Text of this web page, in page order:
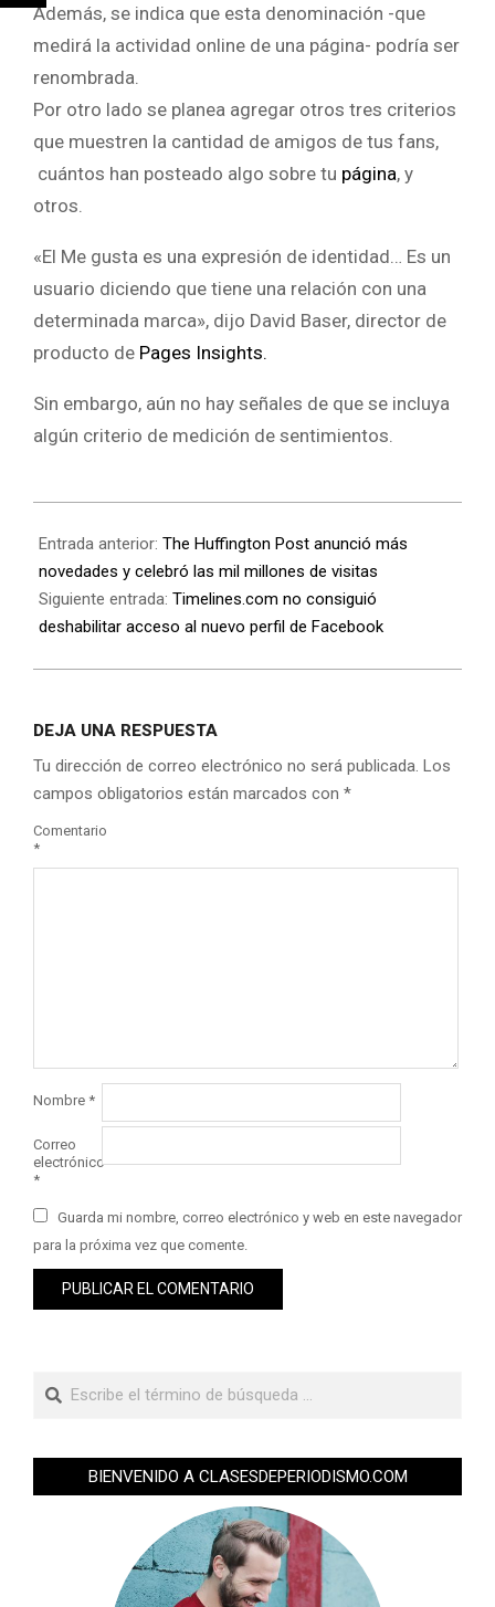
Además, se indica que esta denominación -que
medirá la actividad online de una página- podría ser
renombrada.
Por otro lado se planea agregar otros tres criterios
que muestren la cantidad de amigos de tus fans,
cuántos han posteado algo sobre tu página, y
otros.
«El Me gusta es una expresión de identidad… Es un
usuario diciendo que tiene una relación con una
determinada marca», dijo David Baser, director de
producto de Pages Insights.
Sin embargo, aún no hay señales de que se incluya
algún criterio de medición de sentimientos.
Entrada anterior: The Huffington Post anunció más
novedades y celebró las mil millones de visitas
Siguiente entrada: Timelines.com no consiguió
deshabilitar acceso al nuevo perfil de Facebook
DEJA UNA RESPUESTA
Tu dirección de correo electrónico no será publicada. Los
campos obligatorios están marcados con *
Comentario
*
Nombre *
Correo
electrónico
*
Guarda mi nombre, correo electrónico y web en este navegador
para la próxima vez que comente.
BIENVENIDO A CLASESDEPERIODISMO.COM